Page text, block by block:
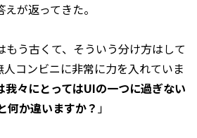
が返ってきた。
もう古くて、そういう分け方はして
コンビニに非常に力を入れていま
我々にとってはUIの一つに過ぎない
何か違いますか？」